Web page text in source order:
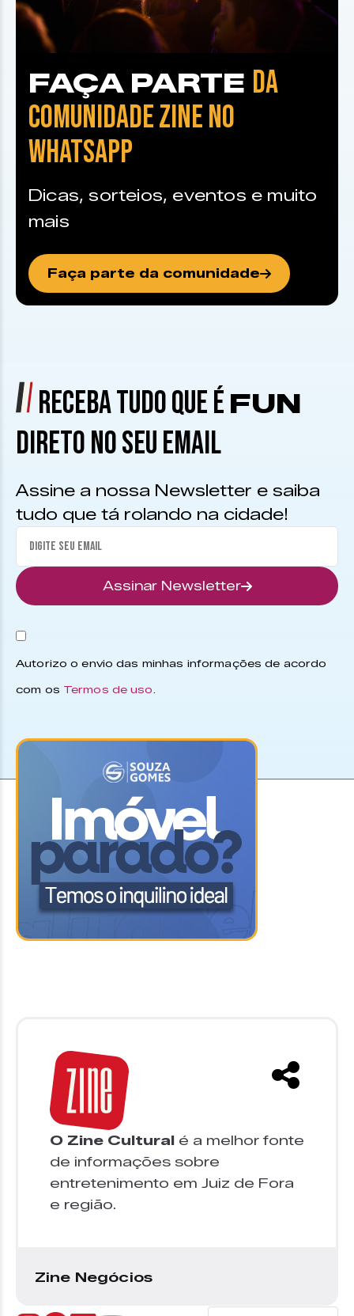
FAÇA PARTE DA
COMUNIDADE ZINE NO
WHATSAPP
Dicas, sorteios, eventos e muito
mais
Faça parte da comunidade
RECEBA TUDO QUE É FUN
DIRETO NO SEU EMAIL
Assine a nossa Newsletter e saiba
tudo que tá rolando na cidade!
Assinar Newsletter
Autorizo o envio das minhas informações de acordo
com os Termos de uso.
O Zine Cultural é a melhor fonte
de informações sobre
entretenimento em Juiz de Fora
e região.
Zine Negócios